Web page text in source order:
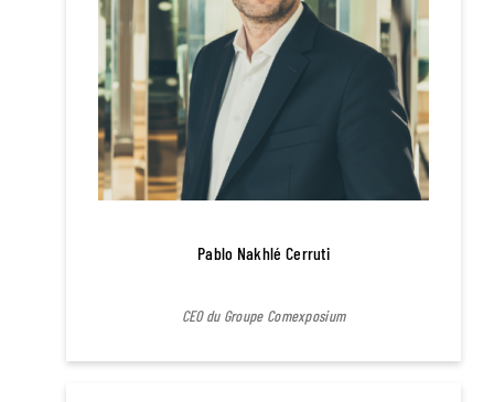
Pablo Nakhlé Cerruti
CEO du Groupe Comexposium